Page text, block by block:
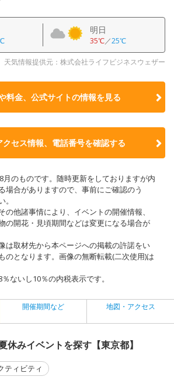
明日
35℃／25℃
天気情報提供元：株式会社ライフビジネスウェザー
料金、公式サイトの情報を見る
クセス情報、電話番号を確認する
のものです。随時更新をしておりますが内
場合がありますので、事前にご確認のう
他諸事情により、イベントの開催情報、
の開花・見頃期間などは変更になる場合が
は取材先から本ページへの掲載の許諾をい
のとなります。画像の無断転載(二次使用)は
ないし10％の内税表示です。
開催期間など 地図・アクセス
休みイベントを探す【東京都】
ティビティ